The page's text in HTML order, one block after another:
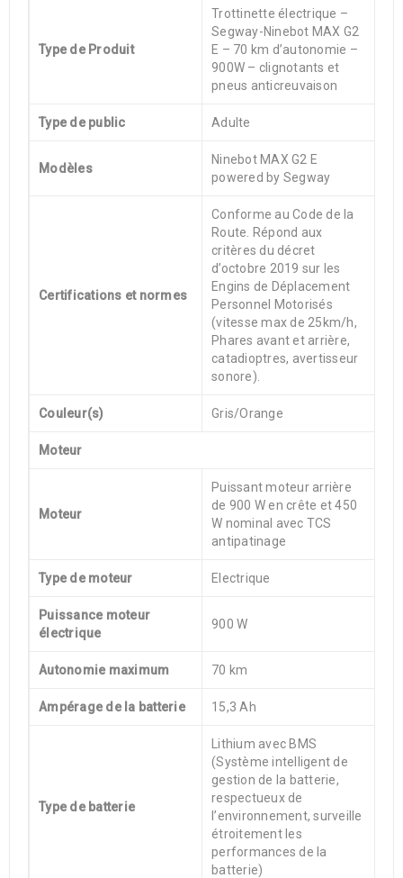
Type de Produit
Trottinette électrique –
Segway-Ninebot MAX G2
E – 70 km d’autonomie –
900W – clignotants et
pneus anticreuvaison
Type de public Adulte
Modèles
Ninebot MAX G2 E
powered by Segway
Certifications et normes
Conforme au Code de la
Route. Répond aux
critères du décret
d’octobre 2019 sur les
Engins de Déplacement
Personnel Motorisés
(vitesse max de 25km/h,
Phares avant et arrière,
catadioptres, avertisseur
sonore).
Couleur(s) Gris/Orange
Moteur
Moteur
Puissant moteur arrière
de 900 W en crête et 450
W nominal avec TCS
antipatinage
Type de moteur Electrique
Puissance moteur
électrique
900 W
Autonomie maximum 70 km
Ampérage de la batterie 15,3 Ah
Type de batterie
Lithium avec BMS
(Système intelligent de
gestion de la batterie,
respectueux de
l’environnement, surveille
étroitement les
performances de la
batterie)